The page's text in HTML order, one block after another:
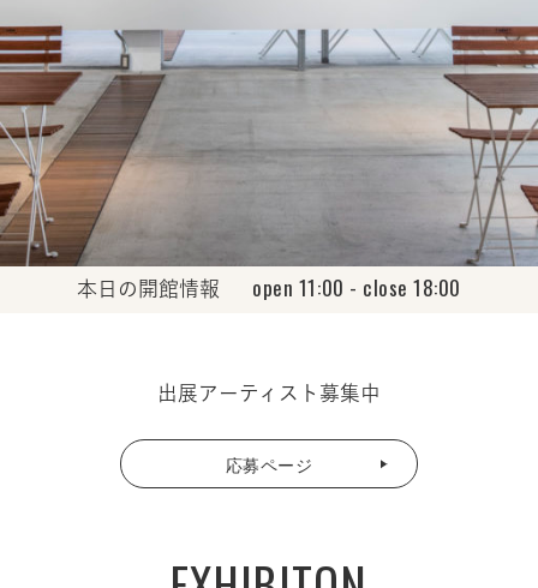
本日の開館情報 open 11:00 - close 18:00
出展アーティスト募集中
応募ページ